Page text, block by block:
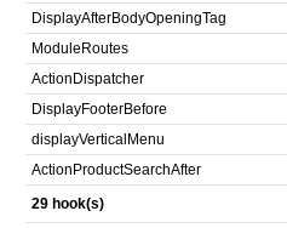
DisplayAfterBodyOpeningTag
ModuleRoutes
ActionDispatcher
DisplayFooterBefore
displayVerticalMenu
ActionProductSearchAfter
29 hook(s)